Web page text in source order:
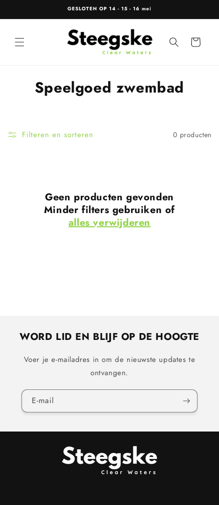
content
GESLOTEN OP 14 - 15 - 16 mei
Winkelwagen
C
l
Speelgoed zwembad
Filteren en sorteren 0 producten
Geen producten gevonden
Minder filters gebruiken of
alles verwijderen
WORD LID EN BLIJF OP DE HOOGTE
Voer je e-mailadres in om de nieuwste updates te
ontvangen.
E‑mail